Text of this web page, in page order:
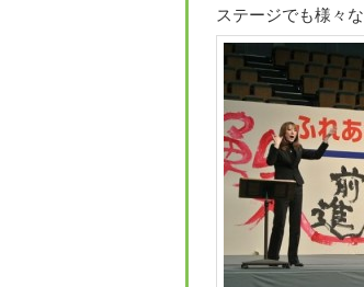
ステージでも様々